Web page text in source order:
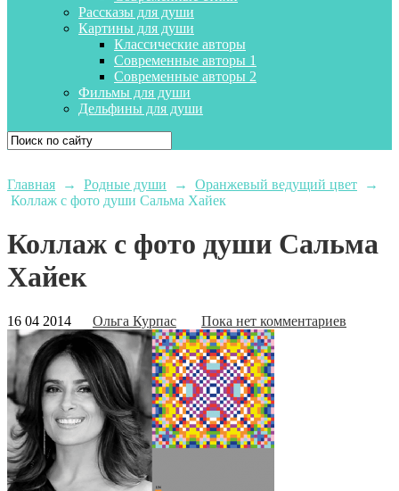
Рассказы для души
Картины для души
Классические авторы
Современные авторы 1
Современные авторы 2
Фильмы для души
Дельфины для души
Главная → Родные души → Оранжевый ведущий цвет →
Коллаж с фото души Сальма Хайек
Коллаж с фото души Сальма
Хайек
16 04 2014 Ольга Курпас Пока нет комментариев